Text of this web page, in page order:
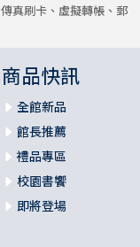
傳真刷卡、虛擬轉帳、郵
商品快訊
全館新品
館長推薦
禮品專區
校園書饗
即將登場